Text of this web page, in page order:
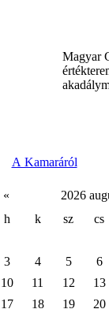
Magyar
A Kamaráról
« 2026
h
k sz cs
3
4 5 6
10
11 12 13
17
18 19 20